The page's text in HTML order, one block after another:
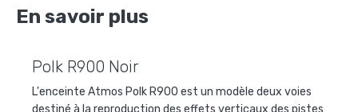
En savoir plus
Polk R900 Noir
L'enceinte Atmos Polk R900 est un modèle deux voies